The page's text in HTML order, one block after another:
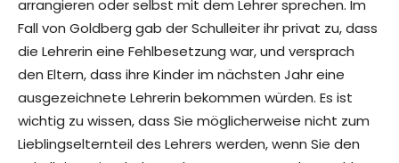
arrangieren oder selbst mit dem Lehrer sprechen. Im
Fall von Goldberg gab der Schulleiter ihr privat zu, dass
die Lehrerin eine Fehlbesetzung war, und versprach
den Eltern, dass ihre Kinder im nächsten Jahr eine
ausgezeichnete Lehrerin bekommen würden. Es ist
wichtig zu wissen, dass Sie möglicherweise nicht zum
Lieblingselternteil des Lehrers werden, wenn Sie den